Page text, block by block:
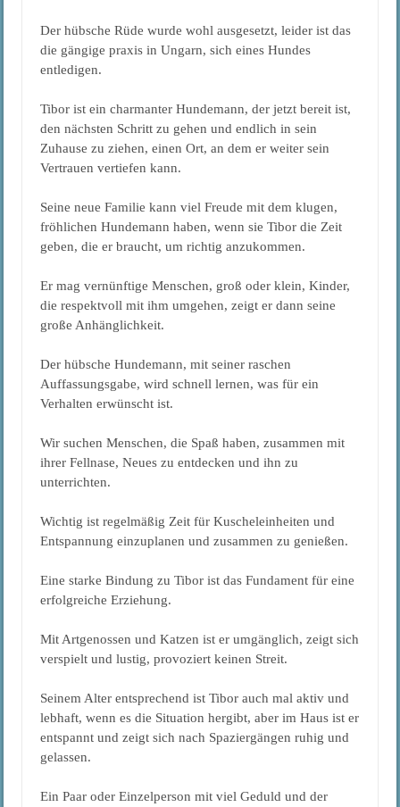
Der hübsche Rüde wurde wohl ausgesetzt, leider ist das
die gängige praxis in Ungarn, sich eines Hundes
entledigen.
Tibor ist ein charmanter Hundemann, der jetzt bereit ist,
den nächsten Schritt zu gehen und endlich in sein
Zuhause zu ziehen, einen Ort, an dem er weiter sein
Vertrauen vertiefen kann.
Seine neue Familie kann viel Freude mit dem klugen,
fröhlichen Hundemann haben, wenn sie Tibor die Zeit
geben, die er braucht, um richtig anzukommen.
Er mag vernünftige Menschen, groß oder klein, Kinder,
die respektvoll mit ihm umgehen, zeigt er dann seine
große Anhänglichkeit.
Der hübsche Hundemann, mit seiner raschen
Auffassungsgabe, wird schnell lernen, was für ein
Verhalten erwünscht ist.
Wir suchen Menschen, die Spaß haben, zusammen mit
ihrer Fellnase, Neues zu entdecken und ihn zu
unterrichten.
Wichtig ist regelmäßig Zeit für Kuscheleinheiten und
Entspannung einzuplanen und zusammen zu genießen.
Eine starke Bindung zu Tibor ist das Fundament für eine
erfolgreiche Erziehung.
Mit Artgenossen und Katzen ist er umgänglich, zeigt sich
verspielt und lustig, provoziert keinen Streit.
Seinem Alter entsprechend ist Tibor auch mal aktiv und
lebhaft, wenn es die Situation hergibt, aber im Haus ist er
entspannt und zeigt sich nach Spaziergängen ruhig und
gelassen.
Ein Paar oder Einzelperson mit viel Geduld und der